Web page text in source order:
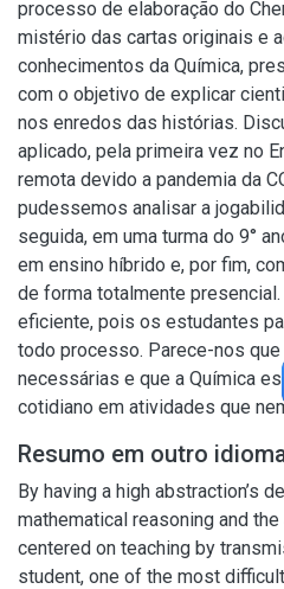
processo de elaboração do
mistério das cartas originais e
conhecimentos da Química,
com o objetivo de explicar
nos enredos das histórias.
aplicado, pela primeira vez no
remota devido a pandemia da
pudessemos analisar a
seguida, em uma turma do 9°
em ensino híbrido e, por fim,
de forma totalmente
eficiente, pois os estudantes
todo processo. Parece-nos
necessárias e que a Química
cotidiano em atividades que
Resumo em outro
By having a high abstraction’s
mathematical reasoning and
centered on teaching by
student, one of the most